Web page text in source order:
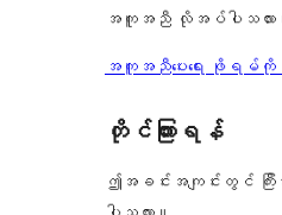
အကူအညီ လိုအပ်ပါသလား
အကူအညီပေးရေး ဖိုရမ်
တိုင်ကြားရန်
ဤအခင်းအကျင်းတွင် ကြီးမား